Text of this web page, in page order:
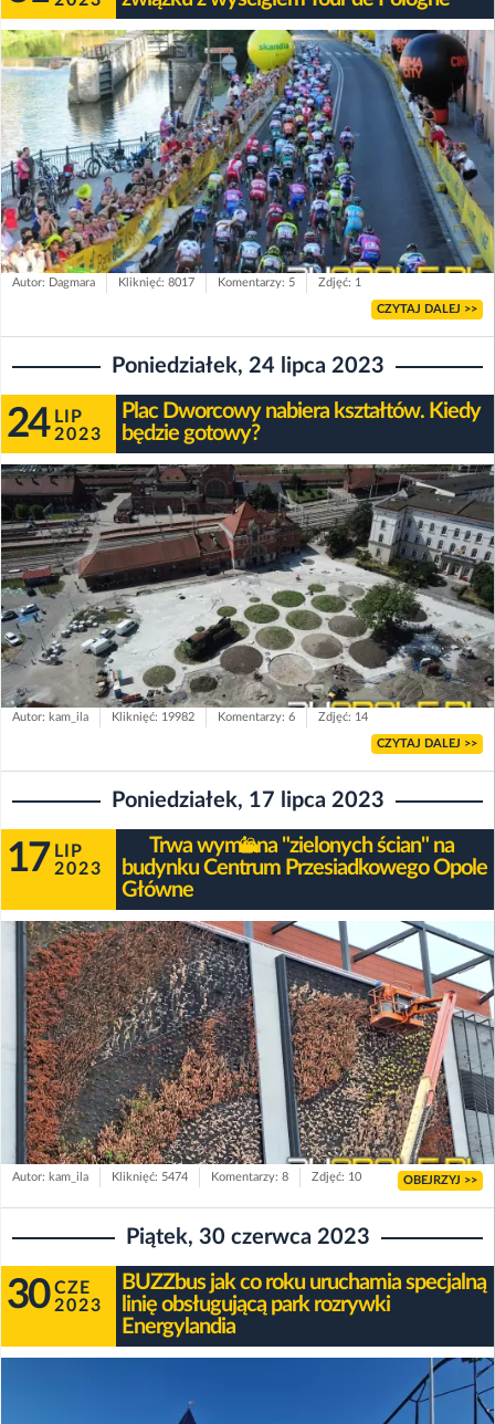
Autor: Dagmara Kliknięć: 8017 Komentarzy: 5 Zdjęć: 1
CZYTAJ DALEJ >>
Poniedziałek, 24 lipca 2023
24 LIP
2023
Plac Dworcowy nabiera kształtów. Kiedy
będzie gotowy?
Autor: kam_ila Kliknięć: 19982 Komentarzy: 6 Zdjęć: 14
CZYTAJ DALEJ >>
Poniedziałek, 17 lipca 2023
17 LIP
2023
Trwa wymiana "zielonych ścian" na
budynku Centrum Przesiadkowego Opole
Główne
Autor: kam_ila Kliknięć: 5474 Komentarzy: 8 Zdjęć: 10 OBEJRZYJ >>
Piątek, 30 czerwca 2023
30 CZE
2023
BUZZbus jak co roku uruchamia specjalną
linię obsługującą park rozrywki
Energylandia